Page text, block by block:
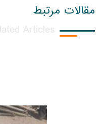
مقالات مرتبط
Articles